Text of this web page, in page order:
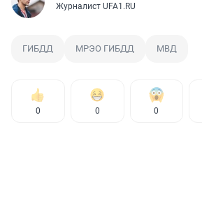
Журналист UFA1.RU
ГИБДД МРЭО ГИБДД МВД
0 0 0